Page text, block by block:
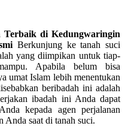
di Kedungwaringin
Berkunjung ke tanah suci
yang diimpikan untuk tiap-
Apabila belum bisa
umat Islam lebih menentukan
beribadah ini adalah
ibadah ini Anda dapat
kepada agen perjalanan
Anda saat di tanah suci.